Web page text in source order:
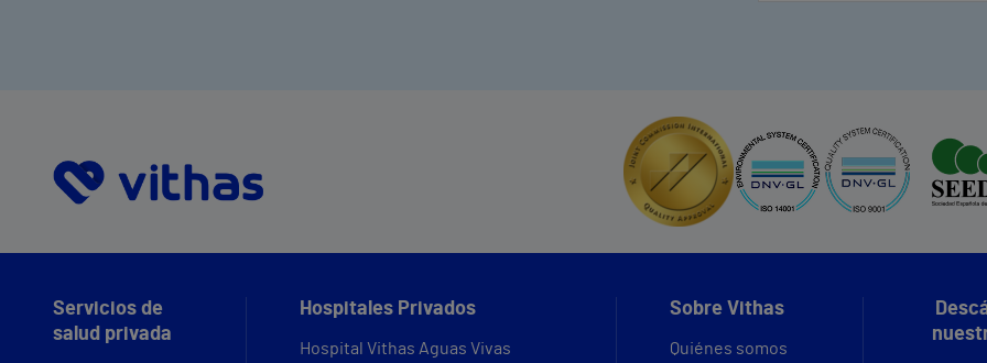
Servicios de
salud privada
Hospitales Privados
Hospital Vithas Aguas Vivas
Sobre Vithas
Quiénes somos